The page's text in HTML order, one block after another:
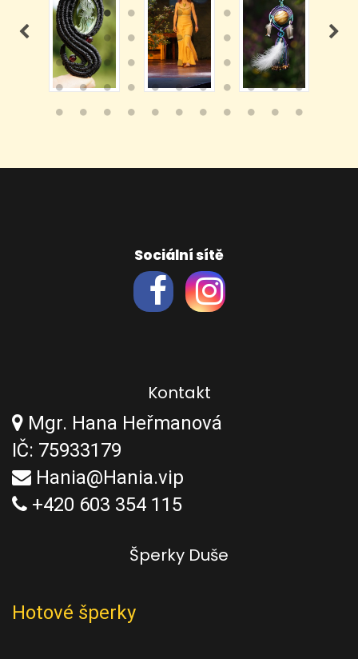
Sociální sítě
Kontakt
Mgr. Hana Heřmanová
IČ: 75933179
Hania@Hania.vip
+420 603 354 115
Šperky Duše
Hotové šperky